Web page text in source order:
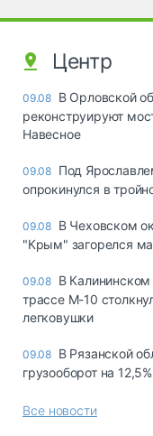
Центр
09.08 В Орловской
реконструируют
Навесное
09.08 Под
опрокинулся в
09.08 В Чеховском
"Крым" загорелся
09.08 В Калининском
трассе М-10
легковушки
09.08 В Рязанской
грузооборот на
Все новости